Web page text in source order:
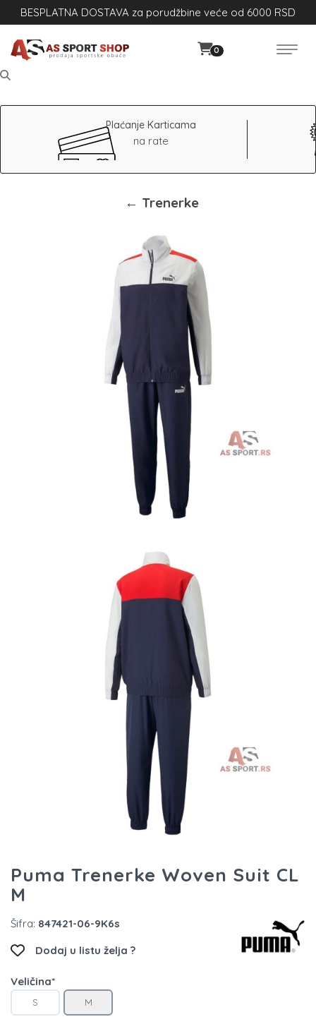
BESPLATNA DOSTAVA za porudžbine veće od 6000 RSD
0
Plaćanje Karticama
na rate
← Trenerke
Puma Trenerke Woven Suit CL
M
Šifra: 847421-06-9K6s
Dodaj u listu želja ?
Veličina*
S M